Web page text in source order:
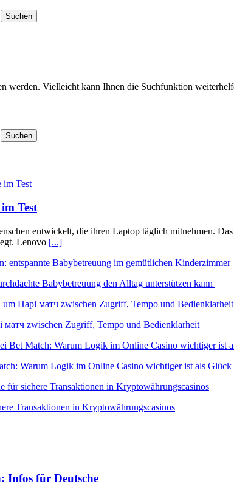
werden. Vielleicht kann Ihnen die Suchfunktion
Test
entwickelt, die ihren Laptop täglich mitnehmen.
Lenovo [...]
Babybetreuung den Alltag unterstützen kann
zwischen Zugriff, Tempo und Bedienklarheit
Warum Logik im Online Casino wichtiger ist als Glück
Transaktionen in Kryptowährungscasinos
für Deutsche